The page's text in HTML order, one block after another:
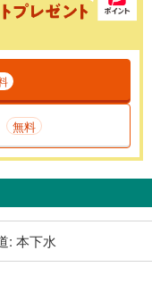
無料
: 本下水